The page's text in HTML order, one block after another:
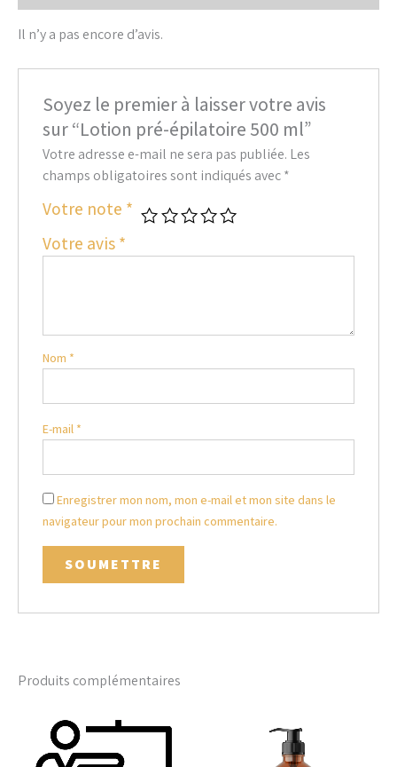
Il n’y a pas encore d’avis.
Soyez le premier à laisser votre avis
sur “Lotion pré-épilatoire 500 ml”
Votre adresse e-mail ne sera pas publiée. Les
champs obligatoires sont indiqués avec*
Votre note *
Votre avis*
Nom *
E-mail *
Enregistrer mon nom, mon e-mail et mon site dans le
navigateur pour mon prochain commentaire.
Produits complémentaires